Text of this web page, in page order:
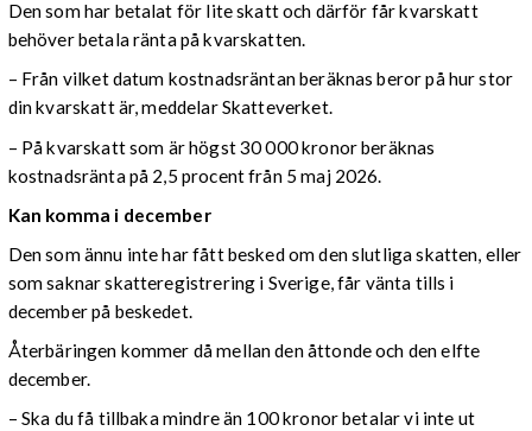
Den som har betalat för lite skatt och därför får kvarskatt
behöver betala ränta på kvarskatten.
– Från vilket datum kostnadsräntan beräknas beror på hur stor
din kvarskatt är, meddelar Skatteverket.
– På kvarskatt som är högst 30 000 kronor beräknas
kostnadsränta på 2,5 procent från 5 maj 2026.
Kan komma i december
Den som ännu inte har fått besked om den slutliga skatten, eller
som saknar skatteregistrering i Sverige, får vänta tills i
december på beskedet.
Återbäringen kommer då mellan den åttonde och den elfte
december.
– Ska du få tillbaka mindre än 100 kronor betalar vi inte ut